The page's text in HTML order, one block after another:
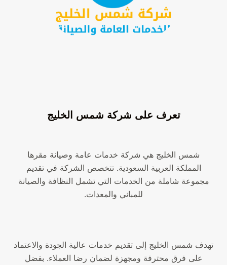
تعرف على شركة شمس الخليج
شمس الخليج هي شركة خدمات عامة وصيانة مقرها
المملكة العربية السعودية. تتخصص الشركة في تقديم
مجموعة شاملة من الخدمات التي تشمل النظافة والصيانة
للمباني والمعدات.
تهدف شمس الخليج إلى تقديم خدمات عالية الجودة والاعتماد
على فرق محترفة ومجهزة لضمان رضا العملاء. بفضل